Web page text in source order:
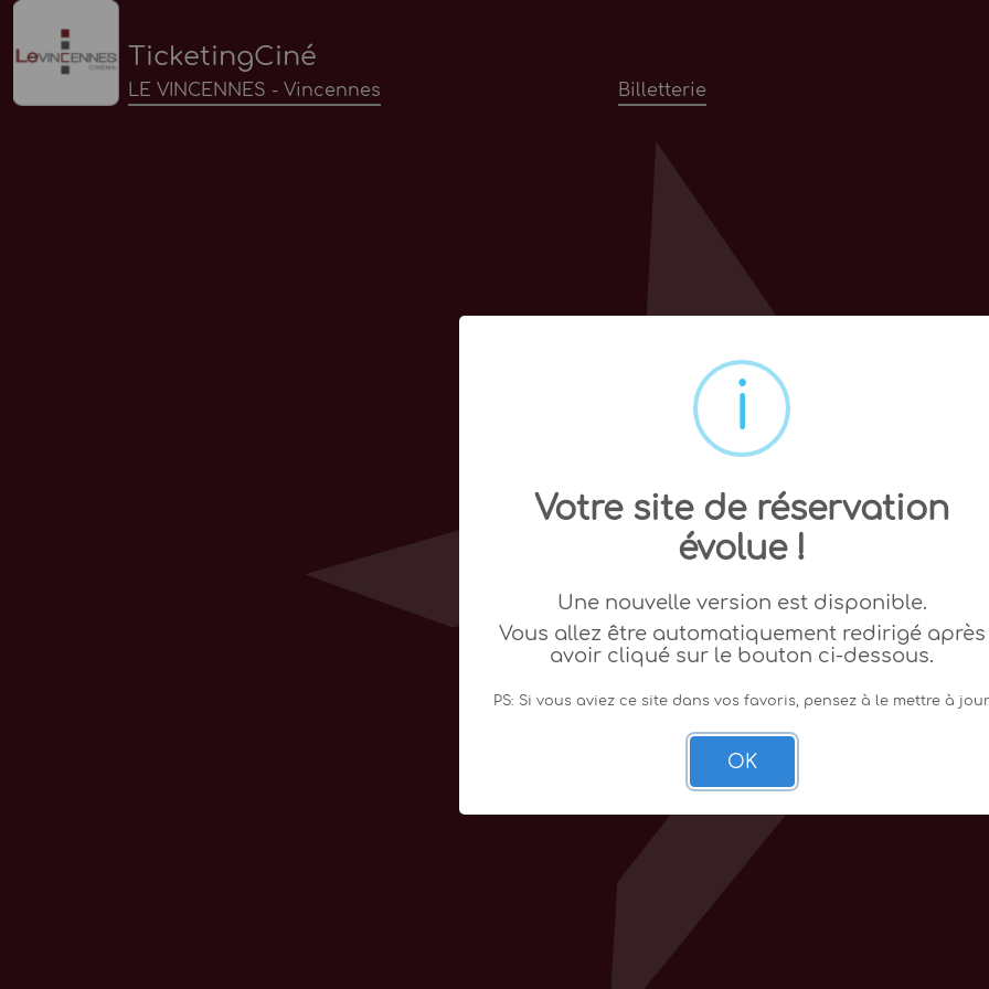
TicketingCiné
LE VINCENNES - Vincennes Billetterie
Votre site de réservation
évolue !
Une nouvelle version est disponible.
Vous allez être automatiquement redirigé après
avoir cliqué sur le bouton ci-dessous.
PS: Si vous aviez ce site dans vos favoris, pensez à le mettre à
OK